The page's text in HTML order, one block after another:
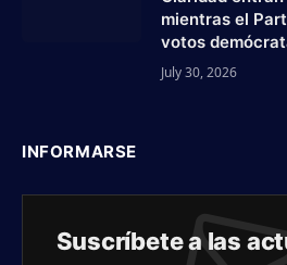
mientras el
votos
July 30, 2026
INFORMARSE
Suscríbete a las